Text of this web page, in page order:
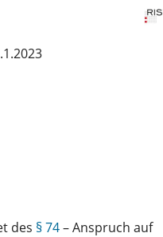
des § 74– Anspruch auf